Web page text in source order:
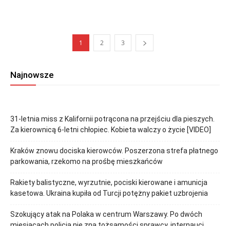
1 2 3
Najnowsze
31-letnia miss z Kalifornii potrącona na przejściu dla pieszych.
Za kierownicą 6-letni chłopiec. Kobieta walczy o życie [VIDEO]
Kraków znowu dociska kierowców. Poszerzona strefa płatnego
parkowania, rzekomo na prośbę mieszkańców
Rakiety balistyczne, wyrzutnie, pociski kierowane i amunicja
kasetowa. Ukraina kupiła od Turcji potężny pakiet uzbrojenia
Szokujący atak na Polaka w centrum Warszawy. Po dwóch